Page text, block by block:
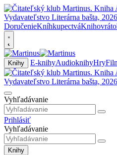
DoručenieKníhkupectvá
Knihy E-knihyAudioknihyHry
Vyhľadávanie
Prihlásiť
Vyhľadávanie
Knihy